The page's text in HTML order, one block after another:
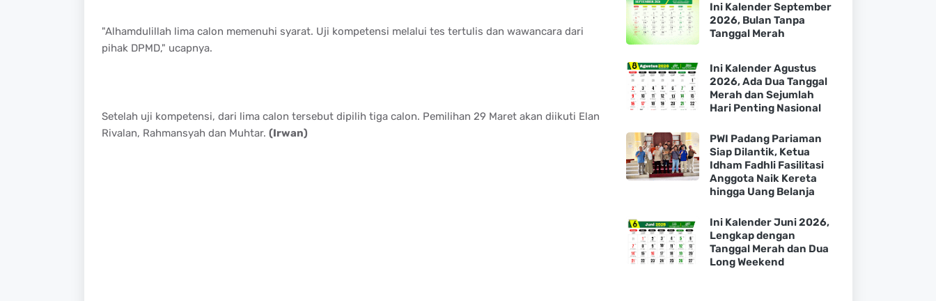
"Alhamdulillah lima calon memenuhi syarat. Uji kompetensi melalui tes tertulis dan wawancara dari
pihak DPMD," ucapnya.
Setelah uji kompetensi, dari lima calon tersebut dipilih tiga calon. Pemilihan 29 Maret akan diikuti Elan
Rivalan, Rahmansyah dan Muhtar. (Irwan)
Ini Kalender September
2026, Bulan Tanpa
Tanggal Merah
Ini Kalender Agustus
2026, Ada Dua Tanggal
Merah dan Sejumlah
Hari Penting Nasional
PWI Padang Pariaman
Siap Dilantik, Ketua
Idham Fadhli Fasilitasi
Anggota Naik Kereta
hingga Uang Belanja
Ini Kalender Juni 2026,
Lengkap dengan
Tanggal Merah dan Dua
Long Weekend